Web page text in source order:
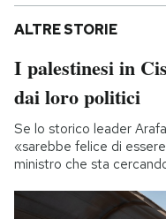
ALTRE STORIE
I palestinesi in
dai loro politici
Se lo storico leader
«sarebbe felice di
ministro che sta